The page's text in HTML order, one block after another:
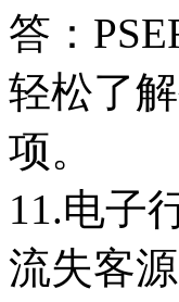
答：
轻松了
项。
11.电子
流失客源